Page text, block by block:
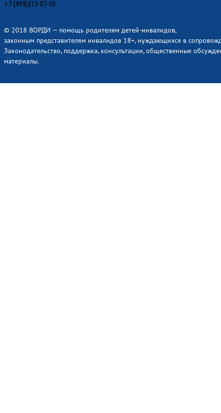
+7 (499)213-07-00
© 2018 ВОРДИ — помощь родителям детей-инвалидов,
законным представителям инвалидов 18+, нуждающихся в
Законодательство, поддержка, консультации, общественные
материалы.